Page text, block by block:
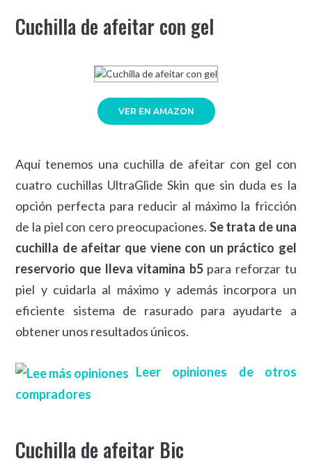
Cuchilla de afeitar con gel
VER EN AMAZON
Aquí tenemos una cuchilla de afeitar con gel con
cuatro cuchillas UltraGlide Skin que sin duda es la
opción perfecta para reducir al máximo la fricción
de la piel con cero preocupaciones. Se trata de una
cuchilla de afeitar que viene con un práctico gel
reservorio que lleva vitamina b5para reforzar tu
piel y cuidarla al máximo y además incorpora un
eficiente sistema de rasurado para ayudarte a
obtener unos resultados únicos.
Leer opiniones de otros
compradores
Cuchilla de afeitar Bic